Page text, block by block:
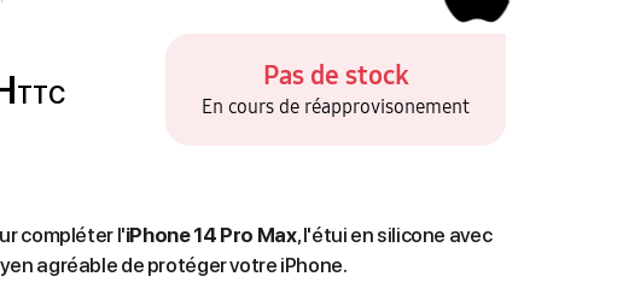
TTC
Pas de stock
En cours de réapprovisonement
compléter l'iPhone14 Pro Max, l'étui en silicone avec
agréable de protéger votre iPhone.